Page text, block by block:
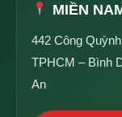
MIỀN
442 Công
TPHCM – Bình
An